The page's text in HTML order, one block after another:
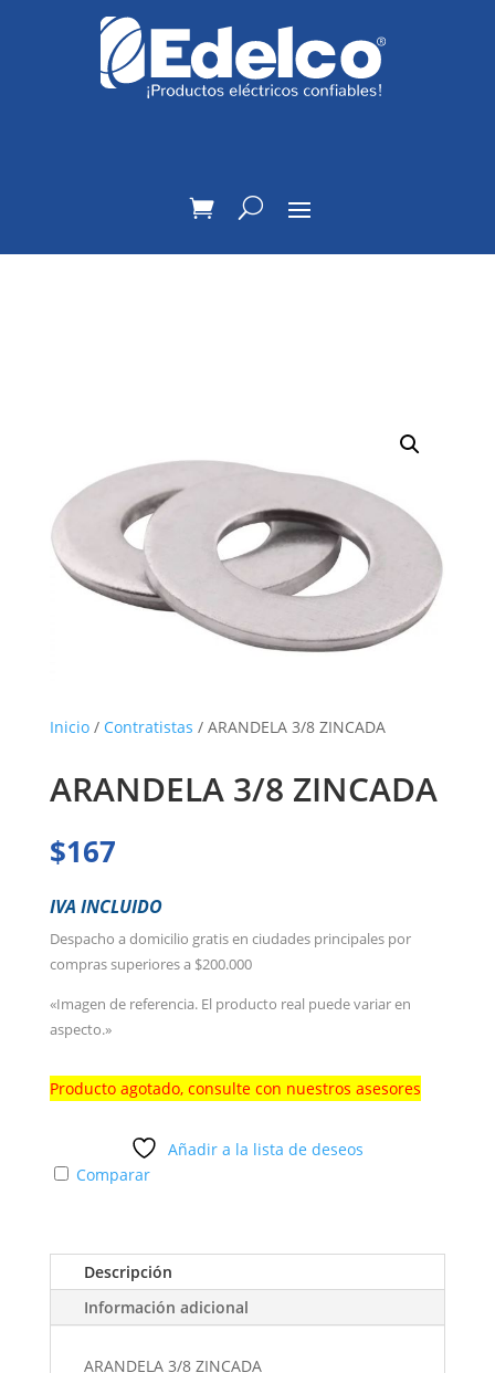
Inicio/ Contratistas / ARANDELA 3/8 ZINCADA
ARANDELA 3/8 ZINCADA
$167
IVA INCLUIDO
Despacho a domicilio gratis en ciudades principales por
compras superiores a $200.000
«Imagen de referencia. El producto real puede variar en
aspecto.»
Producto agotado, consulte con nuestros asesores
Añadir a la lista de deseos
Comparar
Descripción
Información adicional
ARANDELA 3/8 ZINCADA